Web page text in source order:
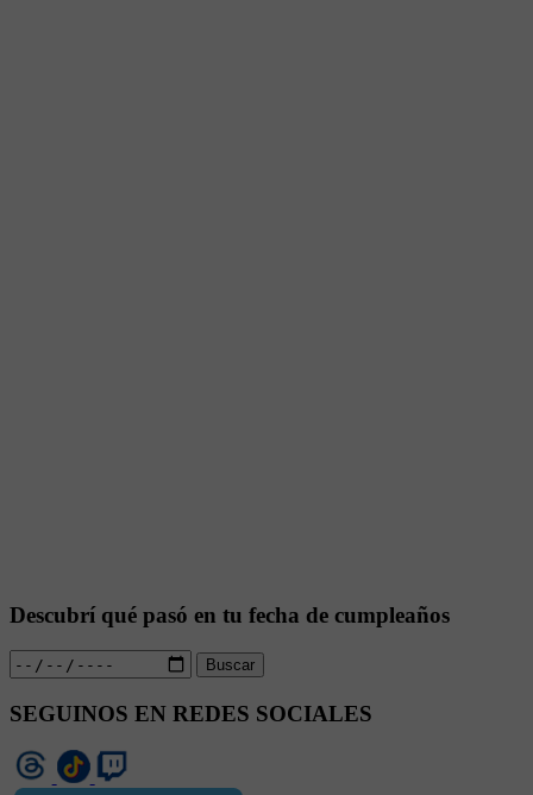
Descubrí qué pasó en tu fecha de cumpleaños
Buscar
SEGUINOS EN REDES SOCIALES